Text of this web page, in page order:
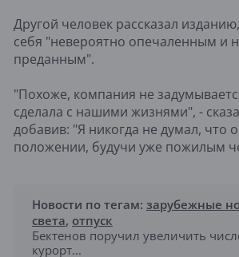
Другой человек рассказал
себя "невероятно опечаленным и
преданным".
"Похоже, компания не
сделала с нашими жизнями", -
добавив: "Я никогда не думал, что
положении, будучи уже пожилым
Новости по тегам: зарубежные
света, отпуск
Бектенов поручил увеличить
курорт...